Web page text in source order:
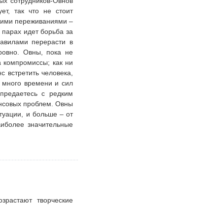
так что не стоит
переживаниями –
идет борьба за
перерасти в
Овны, пока не
компромиссы; как ни
человека,
много времени и сил
с редким
проблем. Овны
и больше – от
значительные
творческие